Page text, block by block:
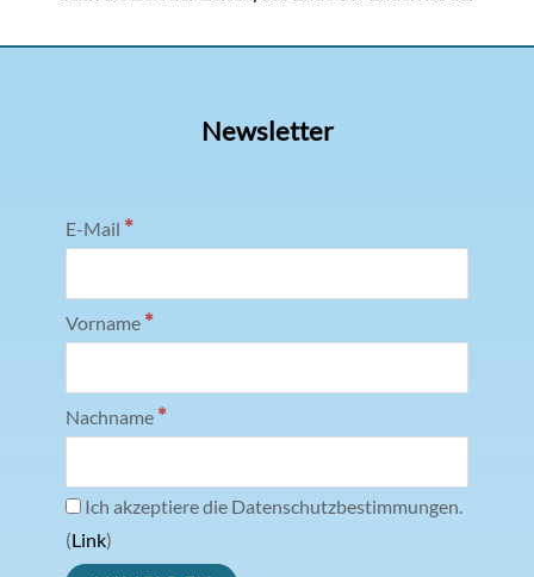
Newsletter
E-Mail *
Vorname *
Nachname *
Ich akzeptiere die Datenschutzbestimmungen.
(Link)